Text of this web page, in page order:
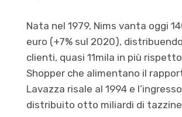
Nata nel 1979, Nims vanta oggi
euro (+7% sul 2020),
clienti, quasi 11mila in più
Shopper che alimentano il
Lavazza risale al 1994 e
distribuito otto miliardi di